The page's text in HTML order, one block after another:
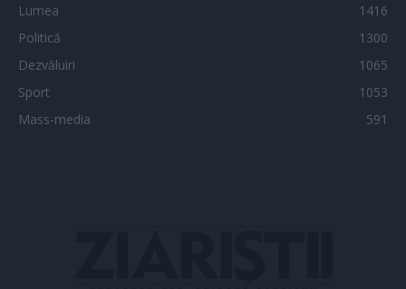
Lumea
1416
Politică
1300
Dezvăluiri
1065
Sport
1053
Mass-media
591